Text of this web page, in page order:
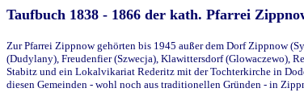
Taufbuch 1838 - 1866 der kath. Pfarrei
Zur Pfarrei Zippnow gehörten bis 1945 außer dem Dorf Zippnow
(Dudylany), Freudenfier (Szwecja), Klawittersdorf (Glowaczewo),
Stabitz und ein Lokalvikariat Rederitz mit der Tochterkirche in
diesen Gemeinden - wohl noch aus traditionellen Gründen - in